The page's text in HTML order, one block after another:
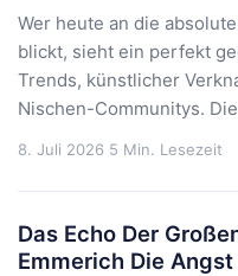
Wer heute an die
blickt, sieht ein perfekt
Trends, künstlicher
Nischen-Communitys.
8. Juli 2026 5 Min. Lesezeit
Das Echo Der
Emmerich Die